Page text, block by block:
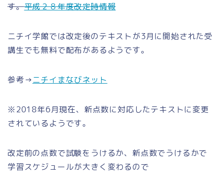
す。平成２８年度改定時情報
ニチイ学館では改定後のテキストが3月に開始された受
講生でも無料で配布があるようです。
参考→ニチイまなびネット
※2018年6月現在、新点数に対応したテキストに変更
されているようです。
改定前の点数で試験をうけるか、新点数でうけるかで
学習スケジュールが大きく変わるので